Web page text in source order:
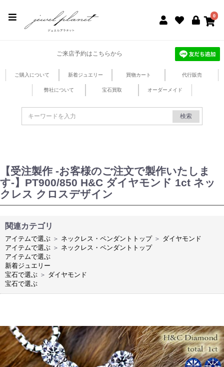
0
ご来店予約はこちらから
ご購入について 新着ジュエリー 買物カート 代行販売
弊社について 宝石買取 オーダーメイド
検索
【受注製作 -お客様のご注文で製作いたしま
す-】PT900/850 H&C ダイヤモンド 1ct ネッ
クレス クロスデザイン
関連カテゴリ
アイテムで選ぶ ＞ ネックレス・ペンダントトップ ＞ ダイヤモンド
アイテムで選ぶ ＞ ネックレス・ペンダントトップ
アイテムで選ぶ
新着ジュエリー
宝石で選ぶ ＞ ダイヤモンド
宝石で選ぶ